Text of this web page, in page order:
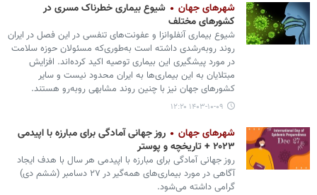
شهرهای جهان
شیوع بیماری خطرناک مسری در
کشورهای مختلف
شیوع بیماری‌ آنفلوانزا و عفونت‌های تنفسی در این فصل در ایران
روند روبه‌رشدی داشته است به‌طوری‌که مسئولان حوزه سلامت
در مورد پیشگیری این بیماری توصیه اکید کرده‌اند. افزایش
مبتلایان به این بیماری‌ها به ایران محدود نیست و سایر
کشورهای جهان نیز با چنین روند مشابهی روبه‌رو هستند.
۱۴۰۳-۱۰-۰۹ ۱۲:۲۰
شهرهای جهان
روز جهانی آمادگی برای مبارزه با اپیدمی
۲۰۲۳ + تاریخچه و پوستر
روز جهانی آمادگی برای مبارزه با اپیدمی هر سال با هدف ایجاد
آگاهی در مورد بیماری‌های همه‌گیر در ۲۷ دسامبر (ششم دی)
گرامی داشته می‌شود.